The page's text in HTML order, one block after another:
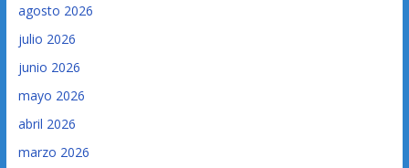
agosto 2026
julio 2026
junio 2026
mayo 2026
abril 2026
marzo 2026